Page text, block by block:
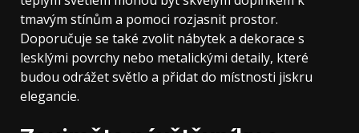
tmavým stínům a pomoci rozjasnit prostor.
Doporučuje se také zvolit nábytek a dekorace s
lesklými povrchy nebo metalickými detaily, které
budou odrážet světlo a přidat do místnosti jiskru
elegancie.